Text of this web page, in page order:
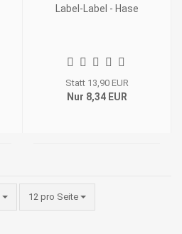
Label-Label - Hase
Statt 13,90 EUR
Nur 8,34 EUR
12 pro Seite
pro Seite